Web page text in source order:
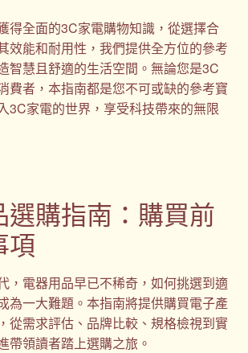
得全面的3C家電購物知識，從選擇合
效能和耐用性，我們提供全方位的參考
智慧且舒適的生活空間。無論您是3C
費者，本指南都是您不可或缺的參考寶
3C家電的世界，享受科技帶來的無限
選購指南：購買前
項
，電器用品早已不稀奇，如何挑選到適
為一大難題。本指南將提供購買電子產
從需求評估、品牌比較、規格檢視到實
帶領讀者踏上選購之旅。